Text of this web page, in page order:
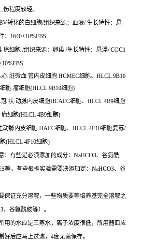
程度较轻。
转化的白细胞/组织来源：血液/ 生长特性：悬
：1640+10%FBS
癌细胞 /组织来源：卵巢 /生长特性：悬浮/ COC1
心 脏微血 管内皮细胞 HCMEC细胞、HLCL 9B10
胞 瘤细胞(HLCL 9B10细胞)
冠 状 动脉内皮细胞HCAEC细胞、HLCL 4B9细胞
细胞(HLCL 4B9细胞)
动脉内皮细胞 HAEC细胞、HLCL 4F10细胞复苏/
(HLCL 4F10细胞)
：有些是必须添加的成分：NaHCO3、谷氨酰
等，有些根据实验需要决添加定：NaHCO3、谷
保证充分溶解，一些物质要等培养基完全溶解之
、谷氨酰胺等）。
用的水应是三蒸水，离子浓度很低，所用器皿应
好后应马上过滤，4度无菌保存。